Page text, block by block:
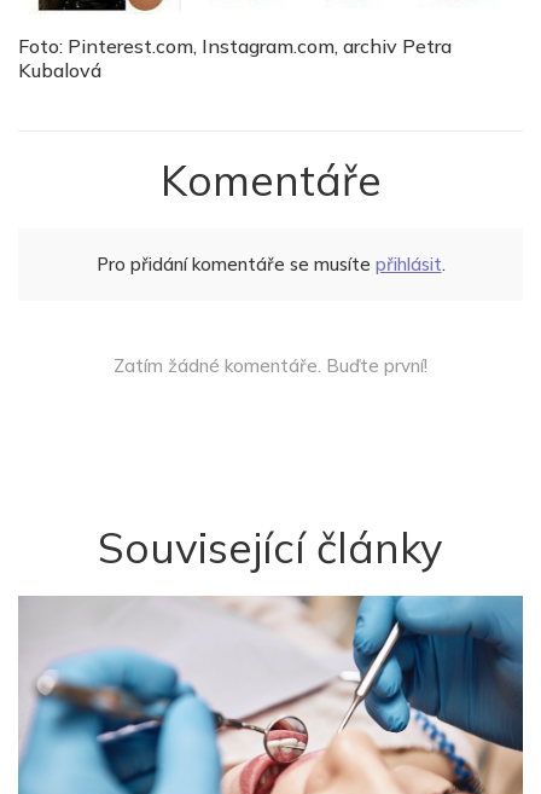
Foto: Pinterest.com, Instagram.com, archiv Petra
Kubalová
Komentáře
Pro přidání komentáře se musíte přihlásit.
Zatím žádné komentáře. Buďte první!
Související články